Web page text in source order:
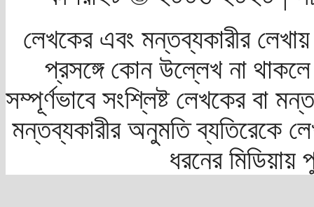
লেখকের এবং মন্তব্যকারীর
প্রসঙ্গে কোন উল্লেখ না
সম্পূর্ণভাবে সংশ্লিষ্ট লেখকের বা
মন্তব্যকারীর অনুমতি ব্যতিরেকে
ধরনের মিডিয়ায়